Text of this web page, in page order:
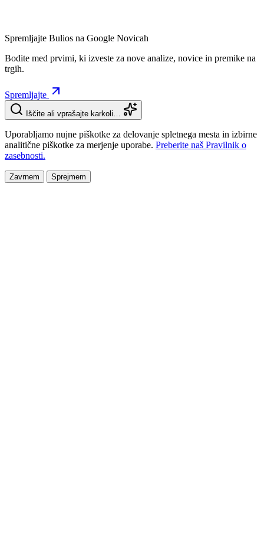
Spremljajte Bulios na Google Novicah
Bodite med prvimi, ki izveste za nove analize, novice in premike na
trgih.
Spremljajte
Iščite ali vprašajte karkoli…
Uporabljamo nujne piškotke za delovanje spletnega mesta in izbirne
analitične piškotke za merjenje uporabe. Preberite naš Pravilnik o
zasebnosti.
Zavrnem Sprejmem